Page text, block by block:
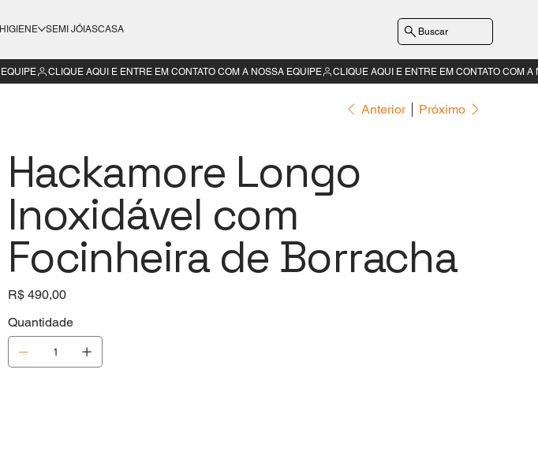
HIGIENE SEMI JÓIASCASA Buscar
Anterior Próximo
Hackamore Longo
Inoxidável com
Focinheira de Borracha
Preço
R$ 490,00
Quantidade